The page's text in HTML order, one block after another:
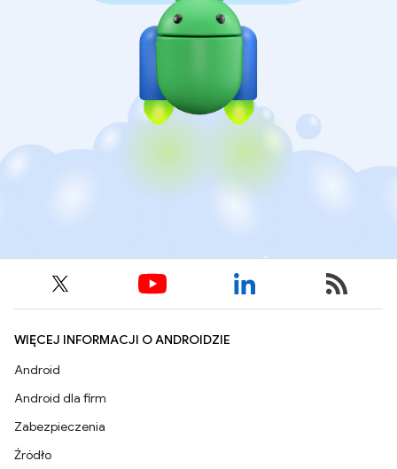
WIĘCEJ INFORMACJI O ANDROIDZIE
Android
Android dla firm
Zabezpieczenia
Źródło